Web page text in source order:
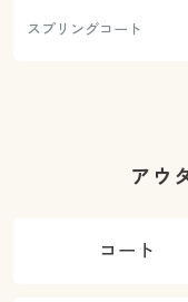
スプリングコート
アウ
コート